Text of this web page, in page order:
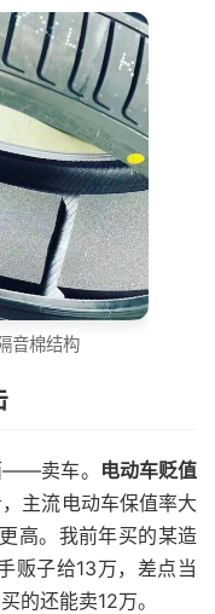
音棉结构
——卖车。 电动车贬值
主流电动车保值率大
高。我前年买的某造
贩子给13万，差点当
的还能卖12万。